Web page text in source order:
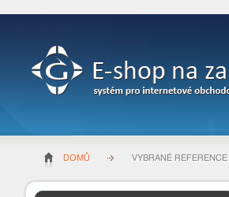
DOMŮ VYBRANÉ REFERENCE